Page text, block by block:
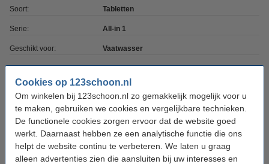
Cookies op 123schoon.nl
Om winkelen bij 123schoon.nl zo gemakkelijk mogelijk voor u
te maken, gebruiken we cookies en vergelijkbare technieken.
De functionele cookies zorgen ervoor dat de website goed
werkt. Daarnaast hebben ze een analytische functie die ons
helpt de website continu te verbeteren. We laten u graag
alleen advertenties zien die aansluiten bij uw interesses en
Soort: Tabletten
Serie: All-in 1
Geschikt voor: Vaatwasser
Wasbeurten: 47 wasbeurten
Geur: Citroen
Extra: Veiligheidsinformatie
1 stuk(s)
Type verpakking: Enkel